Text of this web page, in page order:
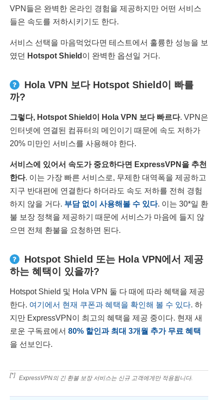
VPN들은 완벽한 온라인 경험을 제공하지만 어떤 서비스
들은 속도를 저하시키기도 한다.
서비스 선택을 마음먹었다면 테스트에서 훌륭한 성능을 보
였던 Hotspot Shield 이 완벽한 옵션일 거다.
Hola VPN 보다 Hotspot Shield이 빠를
까?
그렇다, Hotspot Shield 이 Hola VPN 보다 빠르다. VPN은
인터넷에 연결된 컴퓨터의 메인이기 때문에 속도 저하가
20% 미만인 서비스를 사용해야 한다.
서비스에 있어서 속도가 중요하다면 ExpressVPN 을 추천
한다. 이는 가장 빠른 서비스로, 무제한 대역폭을 제공하고
지구 반대편에 연결한다 하더라도 속도 저하를 전혀 경험
하지 않을 거다. 부담 없이 사용해볼 수 있다. 이는 30*일 환
불 보장 정책을 제공하기 때문에 서비스가 마음에 들지 않
으면 전체 환불을 요청하면 된다.
Hotspot Shield 또는 Hola VPN에서 제공
하는 혜택이 있을까?
Hotspot Shield 및 Hola VPN 둘 다 때에 따라 혜택을 제공
한다. 여기에서 현재 쿠폰과 혜택을 확인해 볼 수 있다. 하
지만 ExpressVPN이 최고의 혜택을 제공 중이다. 현재 새
로운 구독료에서 80% 할인과 최대 3개월 추가 무료 혜택
을 선보인다.
[*] ExpressVPN의 긴 환불 보장 서비스는 신규 고객에게만 적용됩니다.